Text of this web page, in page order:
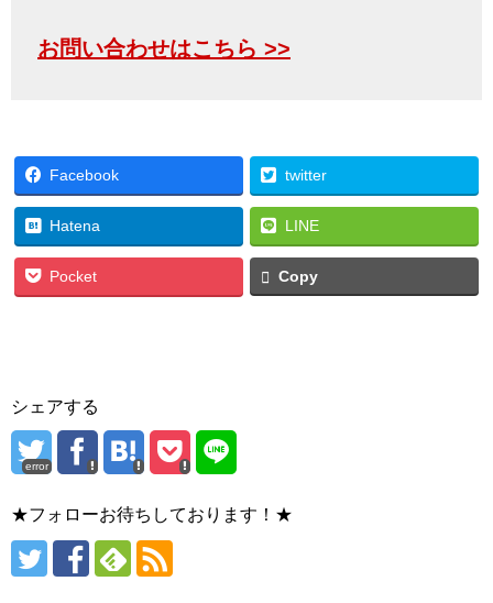
お問い合わせはこちら >>
Facebook twitter
Hatena LINE
Pocket Copy
シェアする
error
★フォローお待ちしております！★